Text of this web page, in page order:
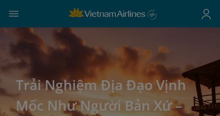
Trải Nghiệm Địa Đạo Vịnh
Mốc Như Người Bản Xứ –